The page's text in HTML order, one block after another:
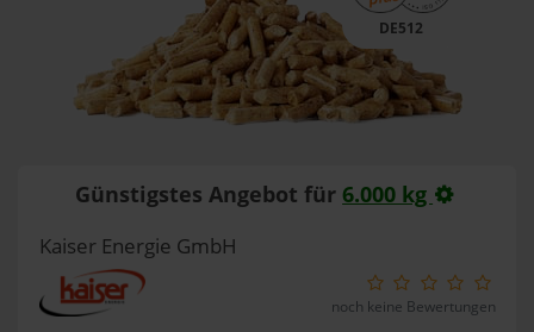
DE512
Günstigstes Angebot für 6.000 kg
Kaiser Energie GmbH
noch keine Bewertungen